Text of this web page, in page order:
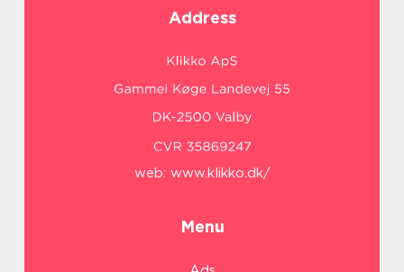
Address
web: www.klikko.dk/
Menu